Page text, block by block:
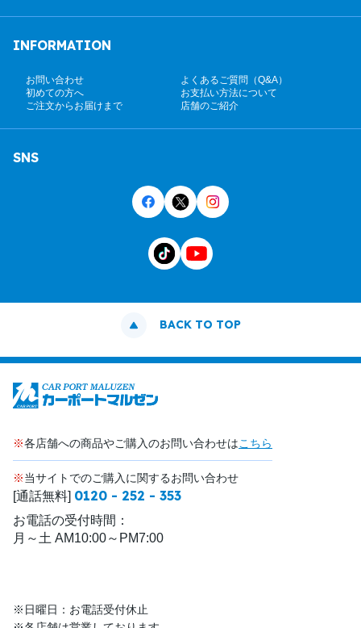
INFORMATION
お問い合わせ
よくあるご質問（Q&A）
初めての方へ
お支払い方法について
ご注文からお届けまで
店舗のご紹介
SNS
BACK TO TOP
※各店舗への商品やご購入のお問い合わせはこちら
※当サイトでのご購入に関するお問い合わせ
[通話無料] 0120 - 252 - 353
お電話の受付時間：
月～土 AM10:00～PM7:00
※日曜日：お電話受付休止